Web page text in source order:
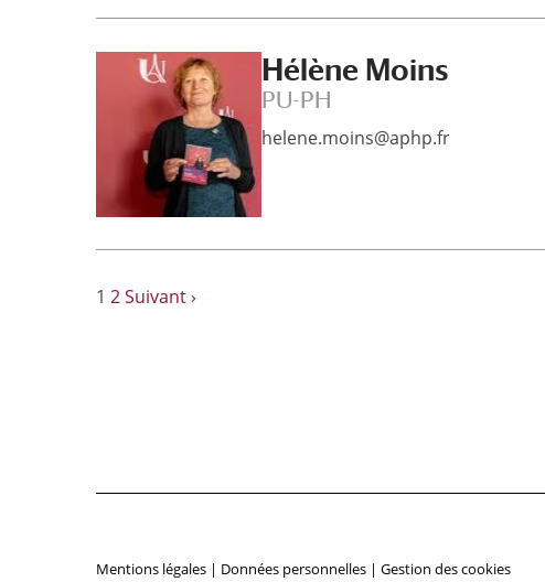
Hélène Moins
PU-PH
helene.moins@aphp.fr
1 2Suivant ›
Mentions légales | Données personnelles | Gestion des cookies